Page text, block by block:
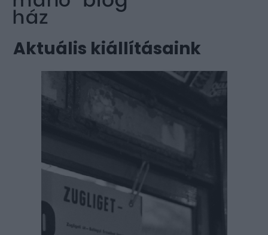
Aktuális kiállításaink